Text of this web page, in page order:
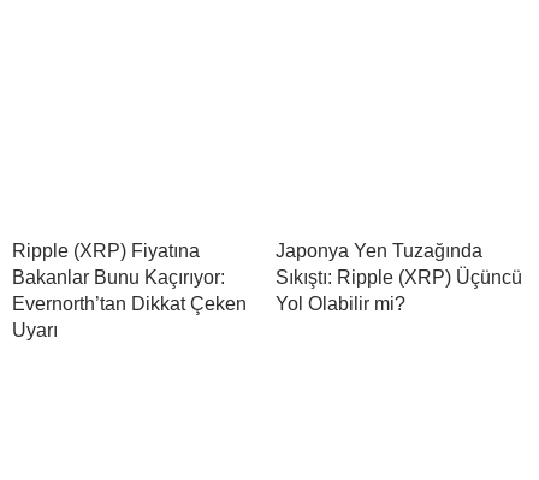
Ripple (XRP) Fiyatına
Bakanlar Bunu Kaçırıyor:
Evernorth’tan Dikkat Çeken
Uyarı
Japonya Yen Tuzağında
Sıkıştı: Ripple (XRP) Üçüncü
Yol Olabilir mi?